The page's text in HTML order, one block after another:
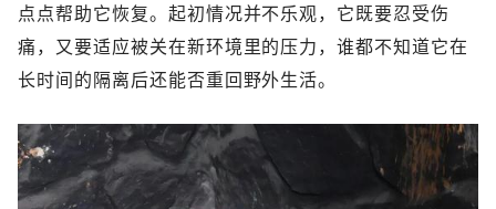
点点帮助它恢复。起初情况并不乐观，它既要忍受伤
痛，又要适应被关在新环境里的压力，谁都不知道它在
长时间的隔离后还能否重回野外生活。